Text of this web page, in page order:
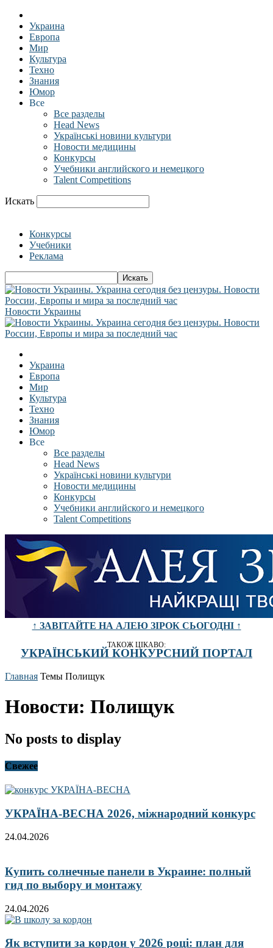
Украина
Европа
Мир
Культура
Техно
Знания
Юмор
Все
Все разделы
Head News
Українські новини культури
Новости медицины
Конкурсы
Учебники английского и немецкого
Talent Competitions
Искать
Конкурсы
Учебники
Реклама
Новости Украины
Украина
Европа
Мир
Культура
Техно
Знания
Юмор
Все
Все разделы
Head News
Українські новини культури
Новости медицины
Конкурсы
Учебники английского и немецкого
Talent Competitions
↑ ЗАВІТАЙТЕ НА АЛЕЮ ЗІРОК СЬОГОДНІ ↑
ТАКОЖ ЦІКАВО:
УКРАЇНСЬКИЙ КОНКУРСНИЙ ПОРТАЛ
Главная Темы Полищук
Новости: Полищук
No posts to display
Свежее
УКРАЇНА-ВЕСНА 2026, міжнародний конкурс
24.04.2026
Купить солнечные панели в Украине: полный
гид по выбору и монтажу
24.04.2026
Як вступити за кордон у 2026 році: план для